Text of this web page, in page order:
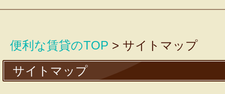
便利な賃貸のTOP > サイトマップ
サイトマップ